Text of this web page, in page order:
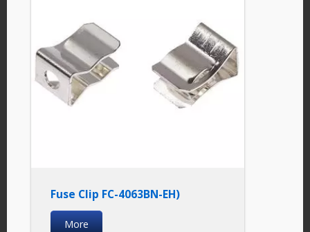
Fuse Clip FC-4063BN-EH)
More